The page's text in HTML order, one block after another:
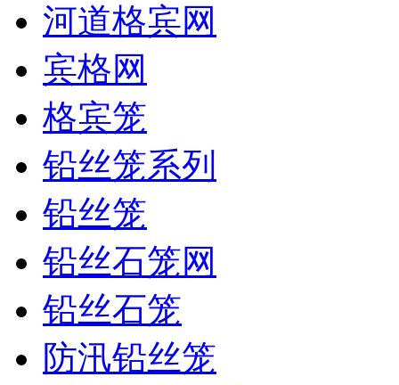
河道格宾网
宾格网
格宾笼
铅丝笼系列
铅丝笼
铅丝石笼网
铅丝石笼
防汛铅丝笼